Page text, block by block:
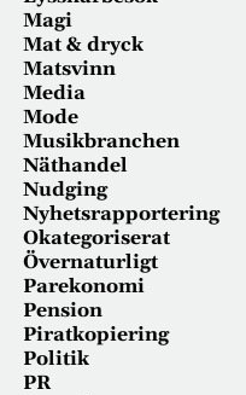
Magi
Mat & dryck
Matsvinn
Media
Mode
Musikbranchen
Näthandel
Nudging
Nyhetsrapportering
Okategoriserat
Övernaturligt
Parekonomi
Pension
Piratkopiering
Politik
PR